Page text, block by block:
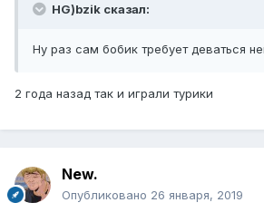
HG)bzik сказал:
Ну раз сам бобик требует деваться
2 года назад так и играли турики
New.
Опубликовано 26 января, 2019